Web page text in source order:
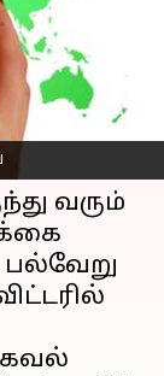
10:54 am
வரும்